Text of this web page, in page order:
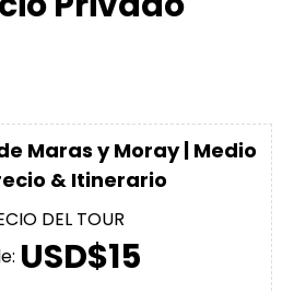
Maras y Moray | Medio
& Itinerario
DEL TOUR
USD$15